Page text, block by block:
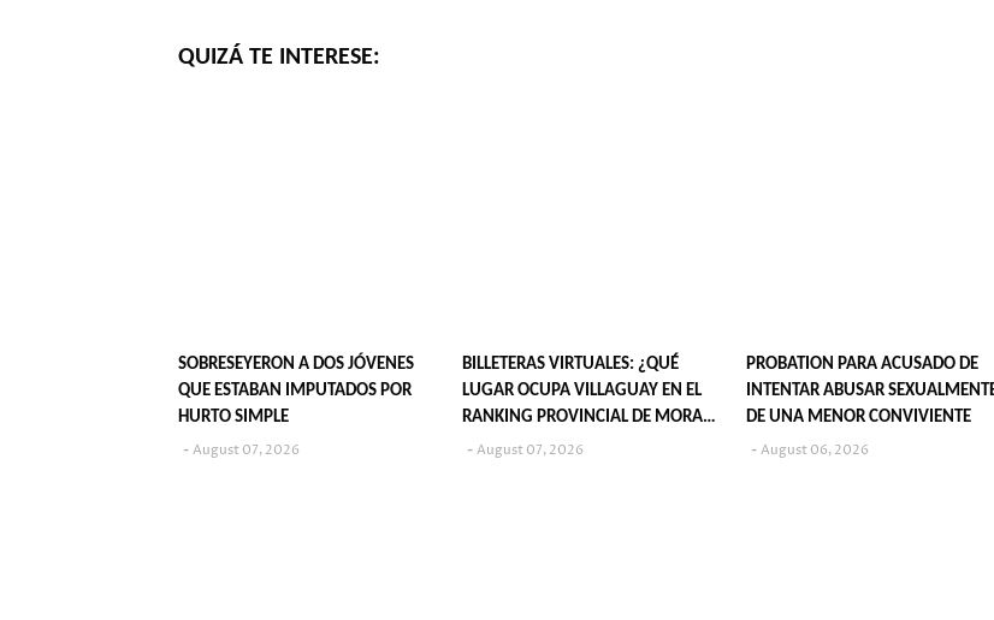
QUIZÁ TE INTERESE:
SOBRESEYERON A DOS JÓVENES
QUE ESTABAN IMPUTADOS POR
HURTO SIMPLE
August 07, 2026
BILLETERAS VIRTUALES: ¿QUÉ
LUGAR OCUPA VILLAGUAY EN EL
RANKING PROVINCIAL DE MORA
JUVENIL?
August 07, 2026
PROBATION PARA ACUSADO DE
INTENTAR ABUSAR
DE UNA MENOR CONVIVIENTE
August 06, 2026